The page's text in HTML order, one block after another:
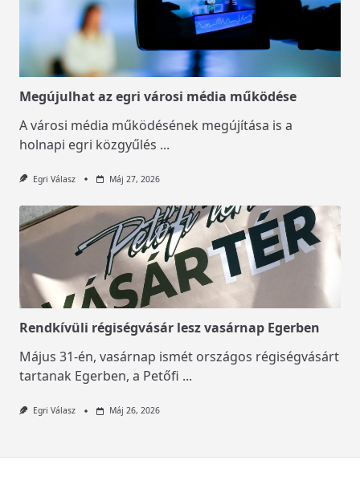
Megújulhat az egri városi média működése
A városi média működésének megújítása is a
holnapi egri közgyűlés ...
Egri Válasz Máj 27, 2026
Rendkívüli régiségvásár lesz vasárnap Egerben
Május 31-én, vasárnap ismét országos régiségvásárt
tartanak Egerben, a Petőfi ...
Egri Válasz Máj 26, 2026